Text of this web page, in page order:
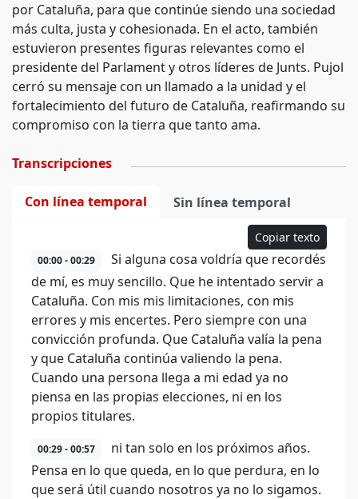
por Cataluña, para que continúe siendo una sociedad
más culta, justa y cohesionada. En el acto, también
estuvieron presentes figuras relevantes como el
presidente del Parlament y otros líderes de Junts. Pujol
cerró su mensaje con un llamado a la unidad y el
fortalecimiento del futuro de Cataluña, reafirmando su
compromiso con la tierra que tanto ama.
Transcripciones
Con línea temporal Sin línea temporal
Copiar texto
00:00 - 00:29
Si alguna cosa voldría que recordés
de mí, es muy sencillo. Que he intentado servir a
Cataluña. Con mis mis limitaciones, con mis
errores y mis encertes. Pero siempre con una
convicción profunda. Que Cataluña valía la pena
y que Cataluña continúa valiendo la pena.
Cuando una persona llega a mi edad ya no
piensa en las propias elecciones, ni en los
propios titulares.
00:29 - 00:57
ni tan solo en los próximos años.
Pensa en lo que queda, en lo que perdura, en lo
que será útil cuando nosotros ya no lo sigamos.